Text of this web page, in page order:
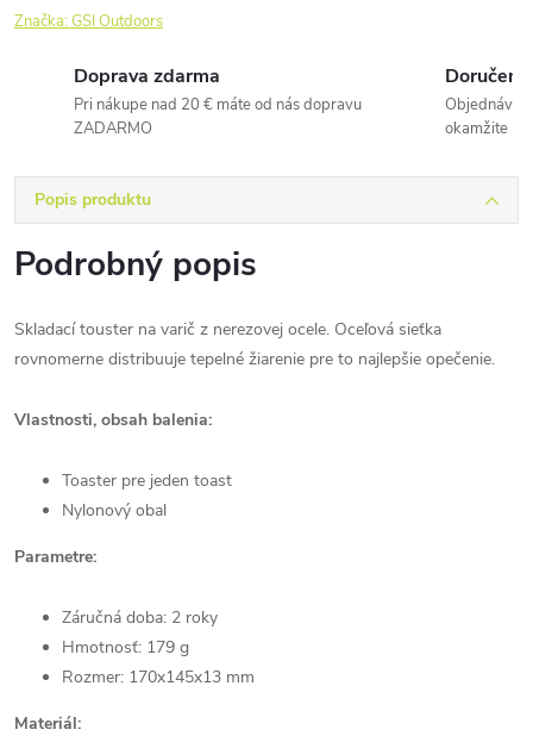
Značka:GSI Outdoors
Doprava zdarma
Pri nákupe nad 20 € máte od nás dopravu
ZADARMO
okamžite
Popis produktu
Podrobný popis
Skladací touster na varič z nerezovej ocele. Oceľová sieťka
rovnomerne distribuuje tepelné žiarenie pre to najlepšie opečenie.
Vlastnosti, obsah balenia:
Toaster pre jeden toast
Nylonový obal
Parametre:
Záručná doba: 2 roky
Hmotnosť: 179 g
Rozmer: 170x145x13 mm
Materiál: